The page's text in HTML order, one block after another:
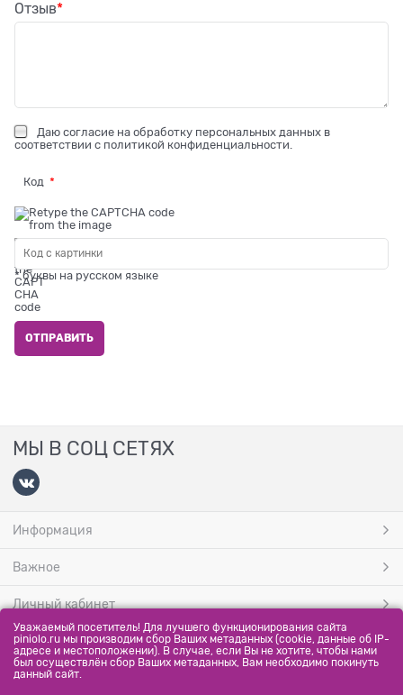
Отзыв
Даю согласие на обработку персональных данных в
соответствии с политикой конфиденциальности.
Код
* буквы на русском языке
МЫ В СОЦ СЕТЯХ
Информация
Важное
Личный кабинет
МЫ ПРИНИМАЕМ
Уважаемый посетитель! Для лучшего функционирования сайта
piniolo.ru мы производим сбор Ваших метаданных (cookie, данные об IP-
адресе и местоположении). В случае, если Вы не хотите, чтобы нами
был осуществлён сбор Ваших метаданных, Вам необходимо покинуть
данный сайт.